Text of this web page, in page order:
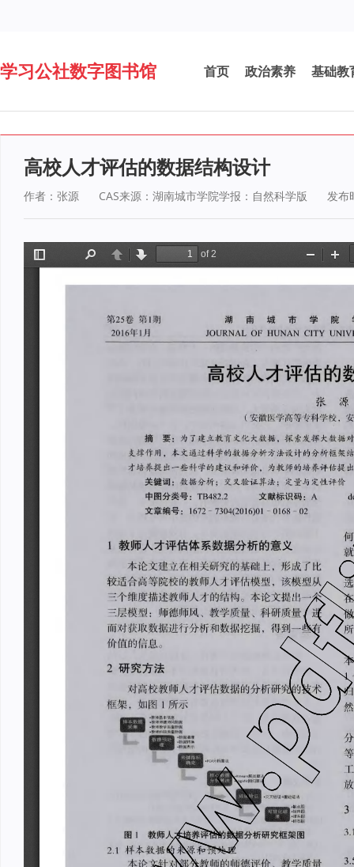
学习公社数字图书馆 首页 政治素养 基础教
高校人才评估的数据结构设计
作者：张源 来源：湖南城市学院学报：自然科学版
CAS 发布